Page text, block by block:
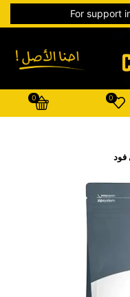
For support
0
0
فود